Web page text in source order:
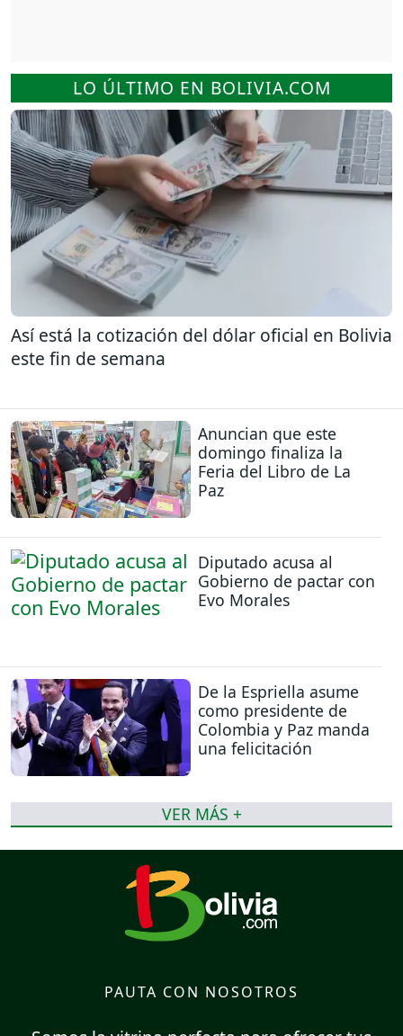
LO ÚLTIMO EN BOLIVIA.COM
Así está la cotización del dólar oficial en Bolivia
este fin de semana
Anuncian que este
domingo finaliza la
Feria del Libro de La
Paz
Diputado acusa al
Gobierno de pactar con
Evo Morales
De la Espriella asume
como presidente de
Colombia y Paz manda
una felicitación
VER MÁS +
PAUTA CON NOSOTROS